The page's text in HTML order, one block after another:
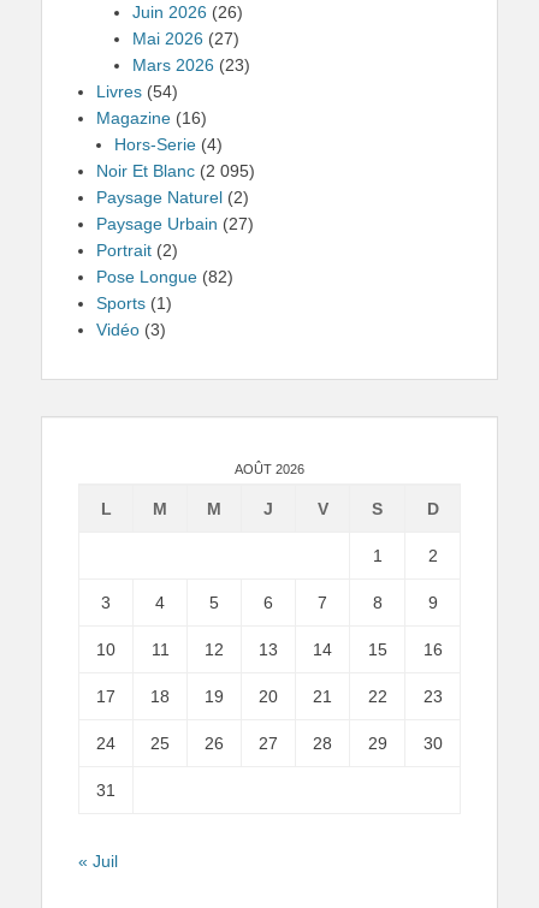
Juin 2026 (26)
Mai 2026 (27)
Mars 2026 (23)
Livres (54)
Magazine (16)
Hors-Serie (4)
Noir Et Blanc (2 095)
Paysage Naturel (2)
Paysage Urbain (27)
Portrait (2)
Pose Longue (82)
Sports (1)
Vidéo (3)
AOÛT 2026
L M M J V S D
1 2
3 4 5 6 7 8 9
10 11 12 13 14 15 16
17 18 19 20 21 22 23
24 25 26 27 28 29 30
31
« Juil